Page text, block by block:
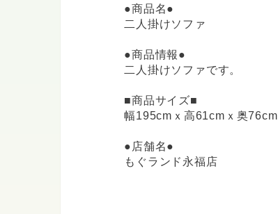
●商品名●
二人掛けソファ
●商品情報●
二人掛けソファです。
■商品サイズ■
幅195cmｘ高61cmｘ奥76cm
●店舗名●
もぐランド永福店